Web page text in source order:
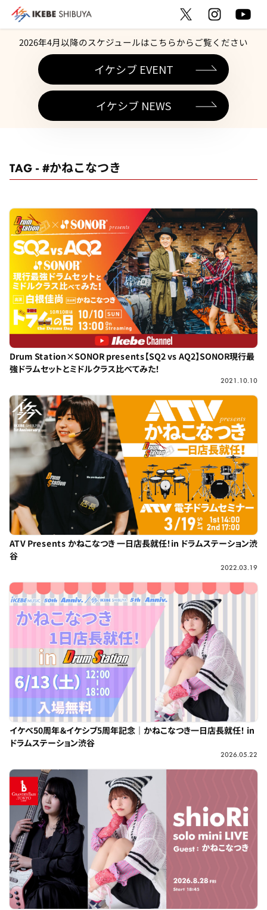
2026年4月以降のスケジュールはこちらからご覧ください
イケシブ EVENT
イケシブ NEWS
TAG - #かねこなつき
Drum Station×SONOR presents【SQ2 vs AQ2】SONOR現行最
強ドラムセットとミドルクラス比べてみた！
2021.10.10
ATV Presents かねこなつき 一日店長就任！in ドラムステーション渋
谷
2022.03.19
イケベ50周年＆イケシブ5周年記念｜かねこなつき一日店長就任！ in
ドラムステーション渋谷
2026.05.22